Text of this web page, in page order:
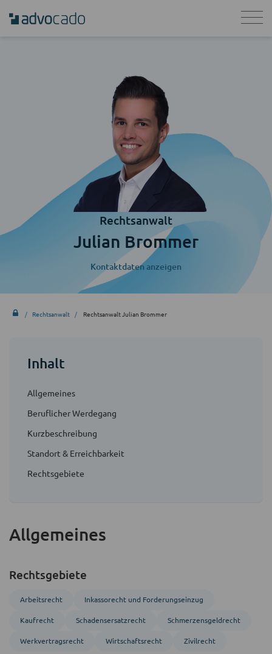
Rechtsanwalt
Julian Brommer
Kontaktdaten anzeigen
Rechtsanwalt Rechtsanwalt Julian Brommer
Inhalt
Allgemeines
Beruflicher Werdegang
Kurzbeschreibung
Standort & Erreichbarkeit
Rechtsgebiete
Allgemeines
Rechtsgebiete
Arbeitsrecht Inkasso­recht und Forderungs­einzug
Kaufrecht Schadensersatzrecht Schmerzensgeldrecht
Werk­vertrags­recht Wirtschaftsrecht Zivil­recht